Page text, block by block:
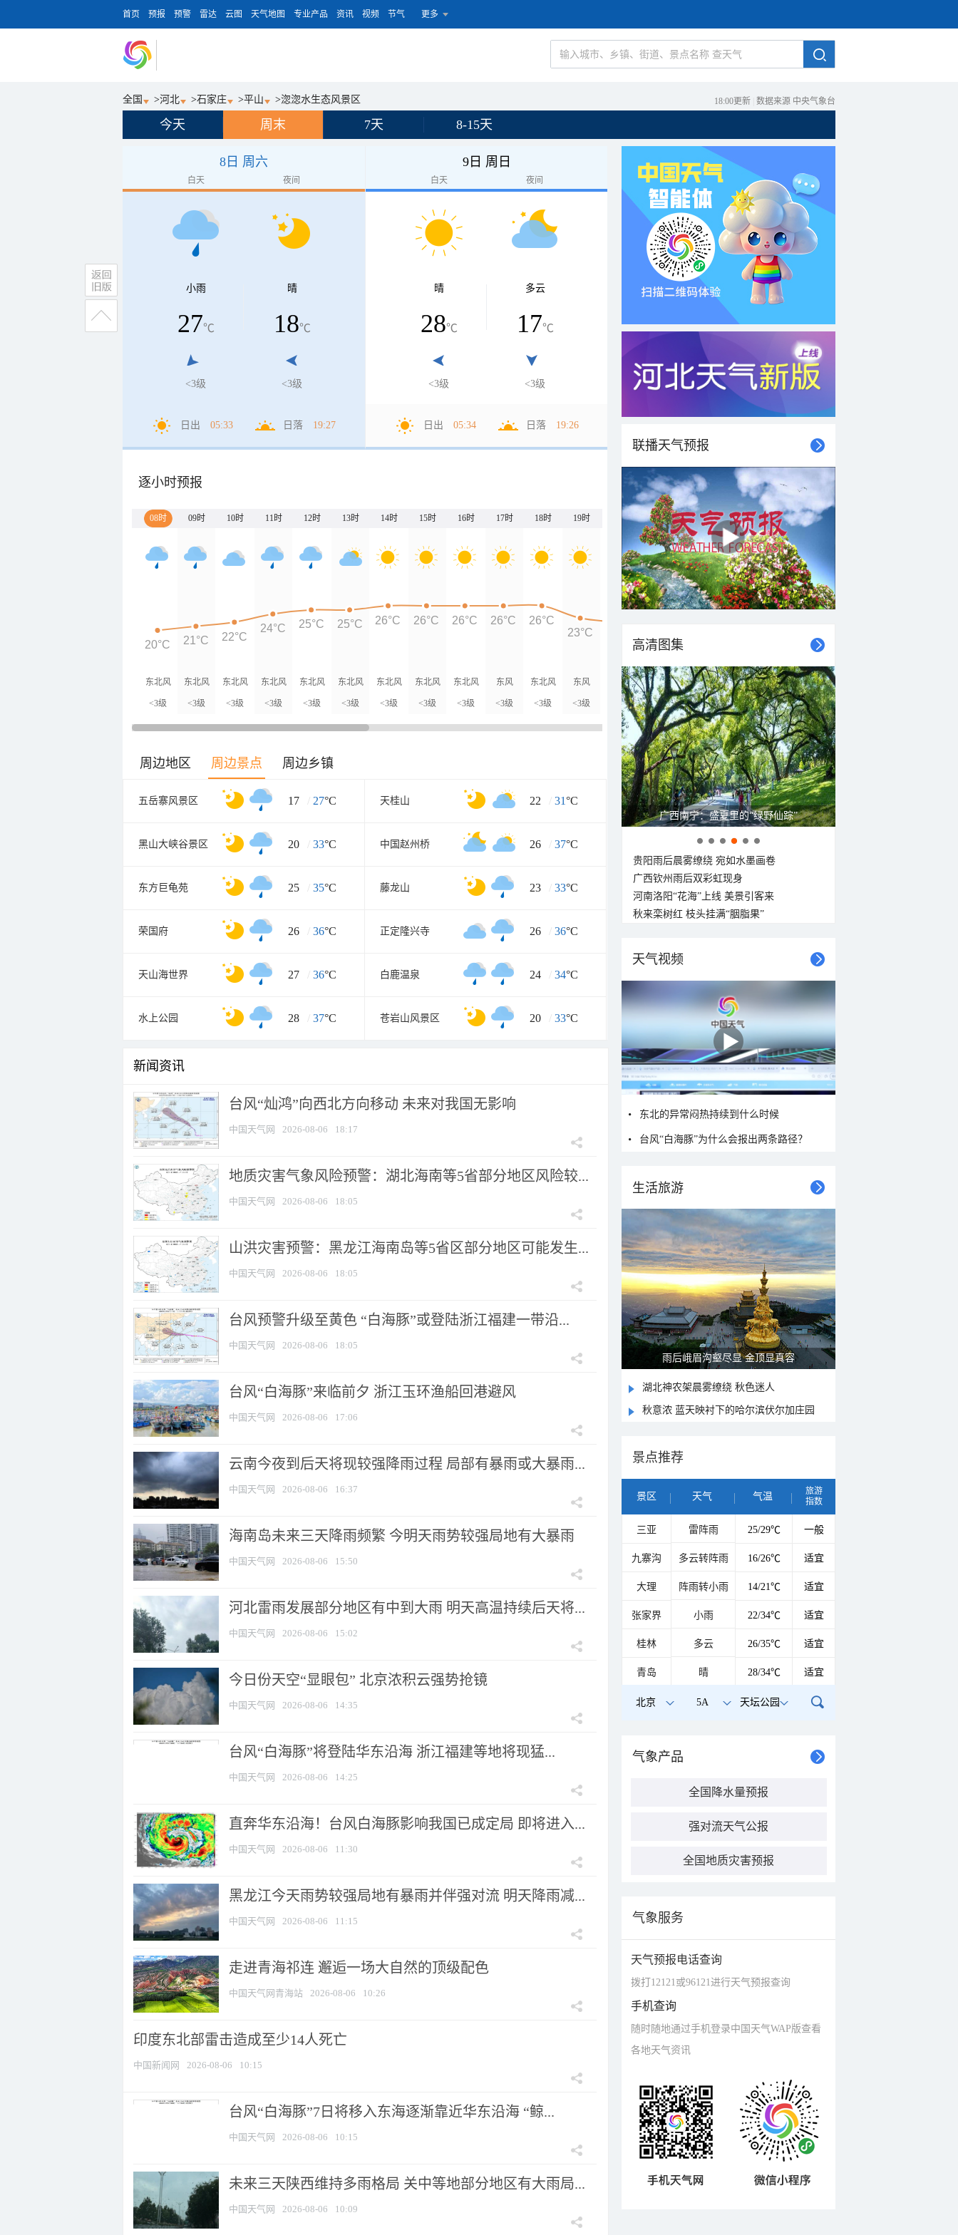
首页 预报 预警 雷达 云图 天气地图 专业产品 资讯 视频 节气 更多
全国 >河北 >石家庄 >平山 >淴淴水生态风景区 18:00更新 数据来源 中央气象台
今天 周末 7天 8-15天
8日 周六
白天 夜间
小雨
27℃
<3级
晴
18℃
<3级
日出 05:33 日落 19:27
9日 周日
白天 夜间
晴
28℃
<3级
多云
17℃
<3级
日出 05:34 日落 19:26
逐小时预报
08时 09时 10时 11时 12时 13时 14时 15时 16时 17时 18时 19时 20时 21时 22时 23时 00时 01时
东北风
<3级
东北风
<3级
东北风
<3级
东北风
<3级
东北风
<3级
东北风
<3级
东北风
<3级
东北风
<3级
东北风
<3级
东风
<3级
东北风
<3级
东风
<3级
东风
<3级
南风
<3级
南风
<3级
东风
<3级
东北风
<3级
东北风
<3级
20°C 21°C 22°C
24°C 25°C 25°C 26°C 26°C 26°C 26°C
26°C
23°C
21°C
19°C
周边地区 周边景点 周边乡镇
五岳寨风景区 17 / 27°C 天桂山 22 / 31°C
黑山大峡谷景区 20 / 33°C 中国赵州桥 26 / 37°C
东方巨龟苑 25 / 35°C 藤龙山 23 / 33°C
荣国府 26 / 36°C 正定隆兴寺 26 / 36°C
天山海世界 27 / 36°C 白鹿温泉 24 / 34°C
水上公园 28 / 37°C 苍岩山风景区 20 / 33°C
新闻资讯
台风“灿鸿”向西北方向移动 未来对我国无影响
中国天气网 2026-08-06 18:17
地质灾害气象风险预警：湖北海南等5省部分地区风险较...
中国天气网 2026-08-06 18:05
山洪灾害预警：黑龙江海南岛等5省区部分地区可能发生...
中国天气网 2026-08-06 18:05
台风预警升级至黄色 “白海豚”或登陆浙江福建一带沿...
中国天气网 2026-08-06 18:05
台风“白海豚”来临前夕 浙江玉环渔船回港避风
中国天气网 2026-08-06 17:06
云南今夜到后天将现较强降雨过程 局部有暴雨或大暴雨...
中国天气网 2026-08-06 16:37
海南岛未来三天降雨频繁 今明天雨势较强局地有大暴雨
中国天气网 2026-08-06 15:50
河北雷雨发展部分地区有中到大雨 明天高温持续后天将...
中国天气网 2026-08-06 15:02
今日份天空“显眼包” 北京浓积云强势抢镜
中国天气网 2026-08-06 14:35
台风“白海豚”将登陆华东沿海 浙江福建等地将现猛...
中国天气网 2026-08-06 14:25
直奔华东沿海！台风白海豚影响我国已成定局 即将进入...
中国天气网 2026-08-06 11:30
黑龙江今天雨势较强局地有暴雨并伴强对流 明天降雨减...
中国天气网 2026-08-06 11:15
走进青海祁连 邂逅一场大自然的顶级配色
中国天气网青海站 2026-08-06 10:26
印度东北部雷击造成至少14人死亡
中国新闻网 2026-08-06 10:15
台风“白海豚”7日将移入东海逐渐靠近华东沿海 “鲸...
中国天气网 2026-08-06 10:15
未来三天陕西维持多雨格局 关中等地部分地区有大雨局...
中国天气网 2026-08-06 10:09
联播天气预报
高清图集
呼伦贝尔草原 藏着最治愈的蓝天白云
贵阳雨后晨雾缭绕 宛如水墨画卷
广西钦州雨后双彩虹现身
河南洛阳“花海”上线 美景引客来
秋来栾树红 枝头挂满“胭脂果”
天气视频
东北的异常闷热持续到什么时候
台风“白海豚”为什么会报出两条路径？
生活旅游
山水扇面：秋红点缀颐和园西堤
湖北神农架晨雾缭绕 秋色迷人
秋意浓 蓝天映衬下的哈尔滨伏尔加庄园
景点推荐
景区 天气 气温
旅游
指数
三亚 雷阵雨 25/29℃ 一般
九寨沟 多云转阵雨 16/26℃ 适宜
大理 阵雨转小雨 14/21℃ 适宜
张家界 小雨 22/34℃ 适宜
桂林 多云 26/35℃ 适宜
青岛 晴 28/34℃ 适宜
北京 5A 天坛公园
气象产品
全国降水量预报
强对流天气公报
全国地质灾害预报
气象服务
天气预报电话查询
拨打12121或96121进行天气预报查询
手机查询
随时随地通过手机登录中国天气WAP版查看
各地天气资讯